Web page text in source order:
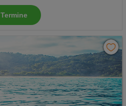
Termine